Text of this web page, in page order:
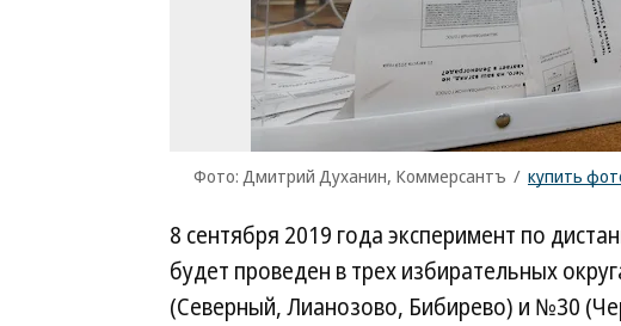
Фото: Дмитрий Духанин, Коммерсантъ / купить
8 сентября 2019 года эксперимент по
будет проведен в трех избирательных
(Северный, Лианозово, Бибирево) и №30